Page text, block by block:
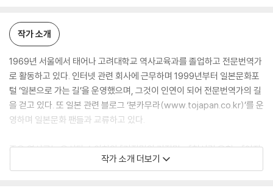
작가 소개
1969년 서울에서 태어나 고려대학교 역사교육과를 졸업하고 전문번역가
로 활동하고 있다. 인터넷 관련 회사에 근무하며 1999년부터 일본문화포
털 ‘일본으로 가는 길’을 운영했으며, 그것이 인연이 되어 전문번역가의 길
을 걷고 있다. 또 일본 관련 블로그 ‘분카무라(www.tojapan.co.kr)’를 운
영하며 일본문화 팬들과 교류하고 있다.
주요 역서로는 요시다 슈이치의 『거짓말의 거짓말』, 『첫사랑 온천』, 『여자
는 두 번 떠난다』, 히가시노 게이고의 『11문자 살인사건』, 『브루투스의 심
작가 소개 더보기